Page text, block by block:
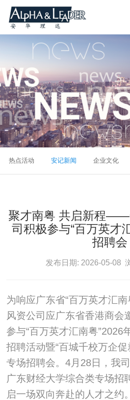
热点活动 安记新闻 企业文化
聚才南粤 共启新程——
司积极参与“百万英才
招聘会
发布日期: 2026-05-08
为响应广东省“百万英才汇
风资公司应广东省香港商会
参与“百万英才汇南粤”2026
招聘活动暨“百城千校万企
专场招聘会。4月28日，我
广东财经大学综合类专场招
启一场双向奔赴的人才之约。